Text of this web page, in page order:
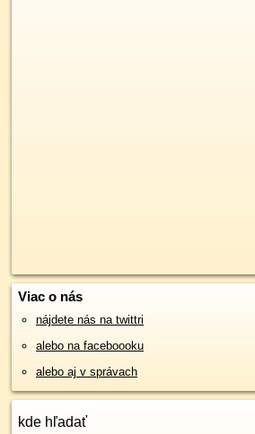
Viac o nás
nájdete nás na twittri
alebo na faceboooku
alebo aj v správach
kde hľadať